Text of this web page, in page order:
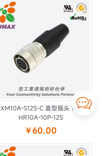

XM10A-S12S-C 直型插头 12P
HR10A-10P-12S
￥60.00